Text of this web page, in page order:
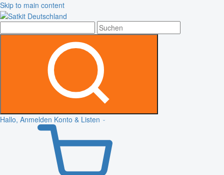
Skip to main content
Hallo, Anmelden Konto & Listen